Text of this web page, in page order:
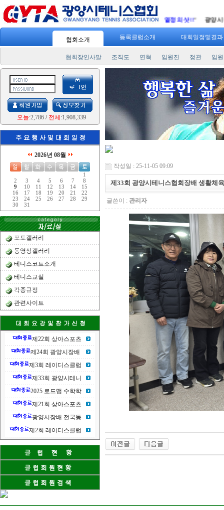
7330 " 일주일에 3번! 하루 30분 운동! "승리를 향한 열정의 샷!!" 광양시 테니
협회소개 등록클럽소개 대회일정및결
협회장인사말 조직도 연혁 임원진 정관 임
오늘:2,786/ 전체 :1,908,339
2026년 08월
1
2
3 4 5 6 7
8
9
10 11 12 13 14
15
16
17 18 19 20 21
22
23
24 25 26 27 28
29
30
31
포토갤러리
동영상갤러리
테니스코트소개
테니스교실
각종규정
관련사이트
제22회 상아스포츠
제24회 광양시장배
제3회 레이디스클럽
제33회 광양시테니
2025 로드맵 수학학
제21회 상아스포츠
광양시장배 전국동
제2회 레이디스클럽
작성일 : 25-11-05 09:09
제33회 광양시테니스협회장배 생활체
글쓴이 : 관리자